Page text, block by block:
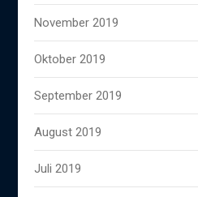
November 2019
Oktober 2019
September 2019
August 2019
Juli 2019